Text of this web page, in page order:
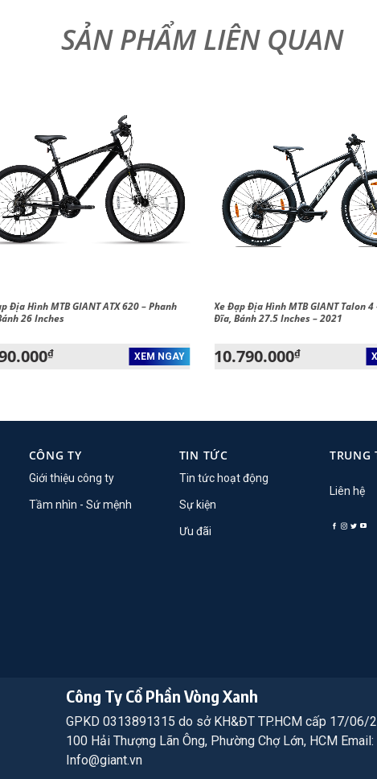
Địa Hình MTB GIANT ATX 620 – Phanh
26 Inches
₫ XEM NGAY
Xe Đạp Địa Hình MTB GIANT Talon 4
Đĩa, Bánh 27.5 Inches – 2021
10.790.000₫
CÔNG TY
Giới thiệu công ty
Tầm nhìn - Sứ mệnh
TIN TỨC
Tin tức hoạt động
Sự kiện
Ưu đãi
TRUNG
Liên hệ
Công Ty Cổ Phần Vòng Xanh
GPKD 0313891315 do sở KH&ĐT TP.HCM cấp 17/06/
100 Hải Thượng Lãn Ông, Phường Chợ Lớn, HCM Email:
Info@giant.vn